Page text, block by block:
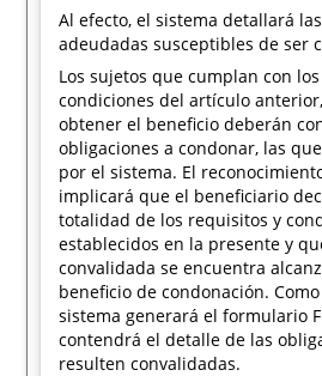
Al efecto, el sistema detallará
adeudadas susceptibles de ser
Los sujetos que cumplan con
condiciones del artículo
obtener el beneficio deberán
obligaciones a condonar, las
por el sistema. El
implicará que el beneficiario
totalidad de los requisitos y
establecidos en la presente y
convalidada se encuentra
beneficio de condonación.
sistema generará el formulario
contendrá el detalle de las
resulten convalidadas.